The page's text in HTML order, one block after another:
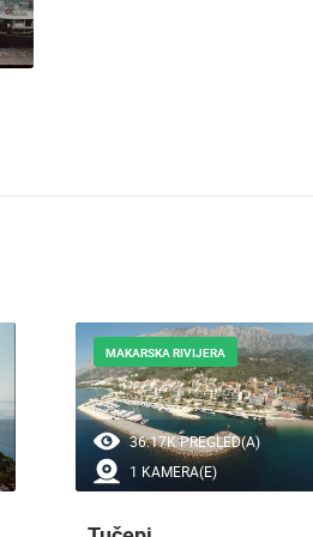
36.17K PREGLED(A)
1 KAMERA(E)
MAKARSKA RIVIJERA